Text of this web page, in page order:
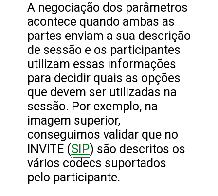
A negociação dos parâmetros
acontece quando ambas as
partes enviam a sua descrição
de sessão e os participantes
utilizam essas informações
para decidir quais as opções
que devem ser utilizadas na
sessão. Por exemplo, na
imagem superior,
conseguimos validar que no
INVITE (SIP) são descritos os
vários codecs suportados
pelo participante.